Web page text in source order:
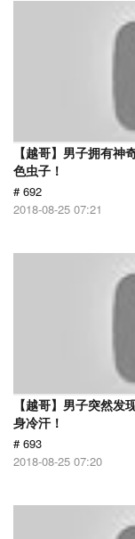
【越哥】男子拥有
色虫子！
# 692
2018-08-25 07:21
【越哥】男子突然
身冷汗！
# 693
2018-08-25 07:20